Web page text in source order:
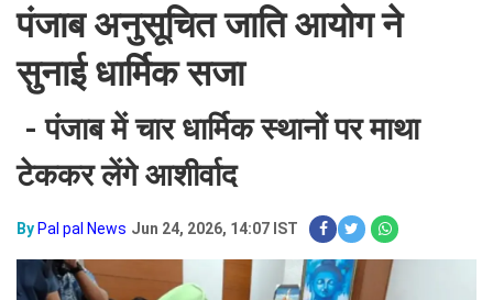
पंजाब अनुसूचित जाति आयोग ने
सुनाई धार्मिक सजा
- पंजाब में चार धार्मिक स्थानों पर माथा
टेककर लेंगे आशीर्वाद
By Pal pal News Jun 24, 2026, 14:07 IST